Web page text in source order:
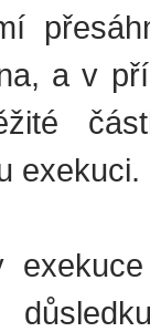
a v
exekuci.